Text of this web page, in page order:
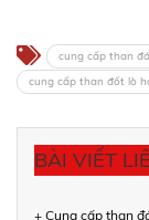
cung cấp than đá
cung cấp than đốt lò
BÀI VIẾT
+ Cung cấp than